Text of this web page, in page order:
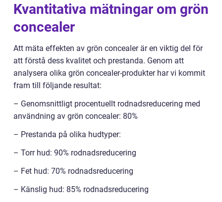
Kvantitativa mätningar om grön
concealer
Att mäta effekten av grön concealer är en viktig del för
att förstå dess kvalitet och prestanda. Genom att
analysera olika grön concealer-produkter har vi kommit
fram till följande resultat:
– Genomsnittligt procentuellt rodnadsreducering med
användning av grön concealer: 80%
– Prestanda på olika hudtyper:
– Torr hud: 90% rodnadsreducering
– Fet hud: 70% rodnadsreducering
– Känslig hud: 85% rodnadsreducering